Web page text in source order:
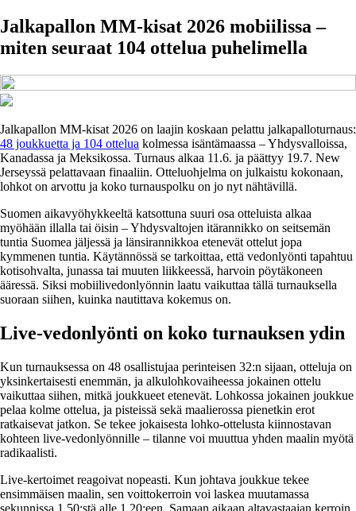
Jalkapallon MM-kisat 2026 mobiilissa –
miten seuraat 104 ottelua puhelimella
Jalkapallon MM-kisat 2026 on laajin koskaan pelattu jalkapalloturnaus:
48 joukkuetta ja 104 ottelua kolmessa isäntämaassa – Yhdysvalloissa,
Kanadassa ja Meksikossa. Turnaus alkaa 11.6. ja päättyy 19.7. New
Jerseyssä pelattavaan finaaliin. Otteluohjelma on julkaistu kokonaan,
lohkot on arvottu ja koko turnauspolku on jo nyt nähtävillä.
Suomen aikavyöhykkeeltä katsottuna suuri osa otteluista alkaa
myöhään illalla tai öisin – Yhdysvaltojen itärannikko on seitsemän
tuntia Suomea jäljessä ja länsirannikkoa etenevät ottelut jopa
kymmenen tuntia. Käytännössä se tarkoittaa, että vedonlyönti tapahtuu
kotisohvalta, junassa tai muuten liikkeessä, harvoin pöytäkoneen
ääressä. Siksi mobiilivedonlyönnin laatu vaikuttaa tällä turnauksella
suoraan siihen, kuinka nautittava kokemus on.
Live-vedonlyönti on koko turnauksen ydin
Kun turnauksessa on 48 osallistujaa perinteisen 32:n sijaan, otteluja on
yksinkertaisesti enemmän, ja alkulohkovaiheessa jokainen ottelu
vaikuttaa siihen, mitkä joukkueet etenevät. Lohkossa jokainen joukkue
pelaa kolme ottelua, ja pisteissä sekä maalierossa pienetkin erot
ratkaisevat jatkon. Se tekee jokaisesta lohko-ottelusta kiinnostavan
kohteen live-vedonlyönnille – tilanne voi muuttua yhden maalin myötä
radikaalisti.
Live-kertoimet reagoivat nopeasti. Kun johtava joukkue tekee
ensimmäisen maalin, sen voittokerroin voi laskea muutamassa
sekunnissa 1,50:stä alle 1,20:een. Samaan aikaan altavastaajan kerroin